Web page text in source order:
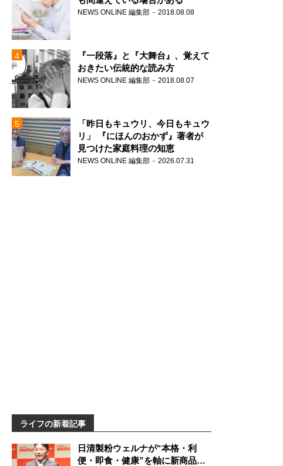
NEWS ONLINE 編集部 2018.08.08
『一段落』と『大舞台』、覚えて
おきたい伝統的な読み方
NEWS ONLINE 編集部 2018.08.07
「昨日もキュウリ、今日もキュウ
リ」 『にほんのおかず』著者が
見つけた家庭料理の知恵
NEWS ONLINE 編集部 2026.07.31
ライフの新着記事
日清製粉ウェルナが“本格・利
便・即食・健康”を軸に新商品を